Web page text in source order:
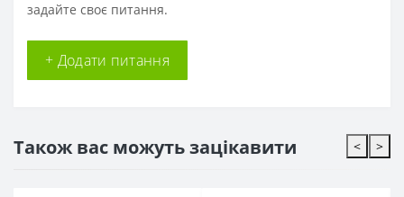
задайте своє питання.
+ Додати питання
Також вас можуть зацікавити < >